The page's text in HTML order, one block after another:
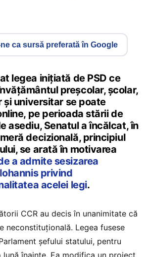
ca sursă preferată în Google
legea inițiată de PSD ce
preșcolar, școlar,
și universitar se poate
pe perioada stării de
asediu, Senatul a încălcat, în
decizională, principiul
se arată în motivarea
a admite sesizarea
privind
acelei legi.
CCR au decis în unanimitate că
neconstituțională. Legea fusese
șefului statului, pentru